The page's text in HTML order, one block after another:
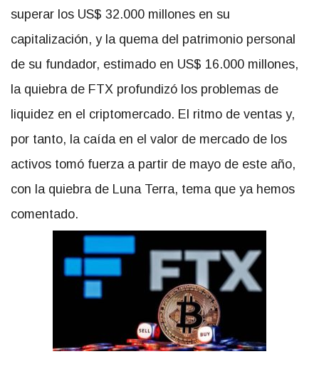
superar los US$ 32.000 millones en su
capitalización, y la quema del patrimonio personal
de su fundador, estimado en US$ 16.000 millones,
la quiebra de FTX profundizó los problemas de
liquidez en el criptomercado. El ritmo de ventas y,
por tanto, la caída en el valor de mercado de los
activos tomó fuerza a partir de mayo de este año,
con la quiebra de Luna Terra, tema que ya hemos
comentado.